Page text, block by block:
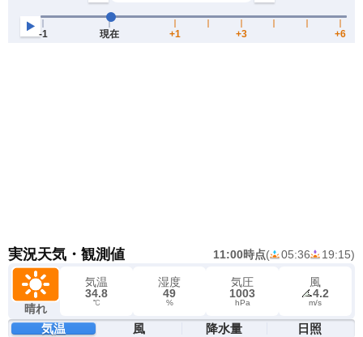
実況天気・観測値 11:00時点( 05:36 19:15)
晴れ
気温
34.8
℃
湿度
49
%
気圧
1003
hPa
風
4.2
m/s
気温 風 降水量 日照